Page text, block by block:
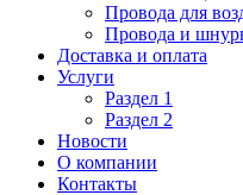
Провода для
Провода и
Доставка и оплата
Услуги
Раздел 1
Раздел 2
Новости
О компании
Контакты